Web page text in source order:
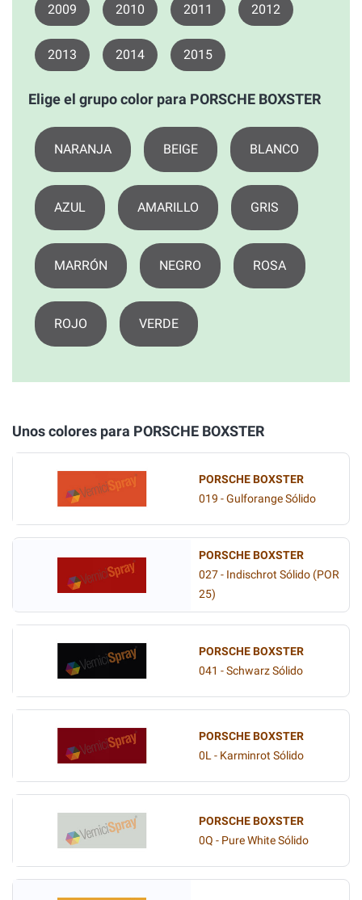
2009 2010 2011 2012
2013 2014 2015
Elige el grupo color para PORSCHE BOXSTER
NARANJA BEIGE BLANCO
AZUL AMARILLO GRIS
MARRÓN NEGRO ROSA
ROJO VERDE
Unos colores para PORSCHE BOXSTER
PORSCHE BOXSTER
019 - Gulforange Sólido
PORSCHE BOXSTER
027 - Indischrot Sólido (POR
25)
PORSCHE BOXSTER
041 - Schwarz Sólido
PORSCHE BOXSTER
0L - Karminrot Sólido
PORSCHE BOXSTER
0Q - Pure White Sólido